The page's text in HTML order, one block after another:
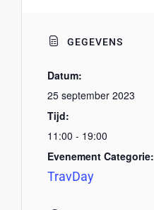
GEGEVENS
Datum:
25 september 2023
Tijd:
11:00 - 19:00
Evenement Categorie:
TravDay